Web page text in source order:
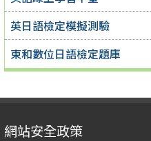
英日語檢定模擬測驗
東和數位日語檢定題庫
網站安全政策